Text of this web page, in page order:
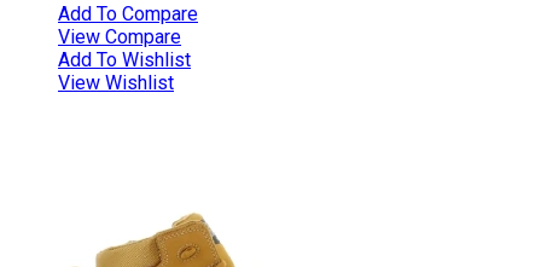
Add To Compare
View Compare
Add To Wishlist
View Wishlist